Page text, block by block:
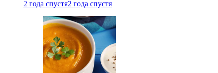
2 года спустя2 года спустя